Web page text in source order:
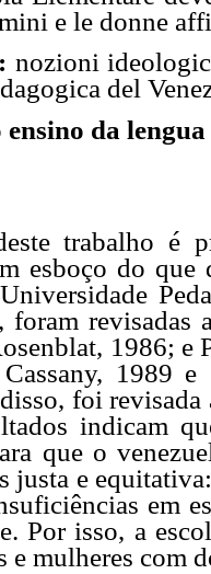
e le donne
nozioni
del
ensino da
trabalho é
esboço do que
foram revisadas
1986; e
1989
foi
indicam
que o
justa e
em
Por isso, a
e mulheres com